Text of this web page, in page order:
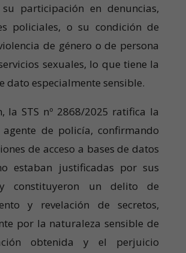
participación en denuncias,
policiales, o su condición de
de género o de persona
sexuales, lo que tiene la
dato especialmente sensible.
la STS nº 2868/2025 ratifica la
de policía, confirmando
de acceso a bases de datos
estaban justificadas por sus
constituyeron un delito de
y revelación de secretos,
por la naturaleza sensible de
obtenida y el perjuicio